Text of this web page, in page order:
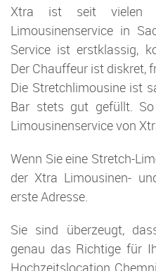
Xtra ist seit vielen
Limousinenservice in
Service ist erstklassig,
Der Chauffeur ist diskret,
Die Stretchlimousine ist
Bar stets gut gefüllt.
Limousinenservice von
Wenn Sie eine Stretch-
der Xtra Limousinen-
erste Adresse.
Sie sind überzeugt,
genau das Richtige für
Hochzeitslocation